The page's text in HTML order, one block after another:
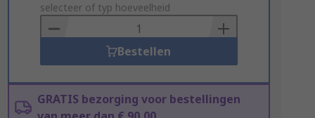
to
Basket
selecteer of typ hoeveelheid
Bestellen
GRATIS bezorging voor bestellingen